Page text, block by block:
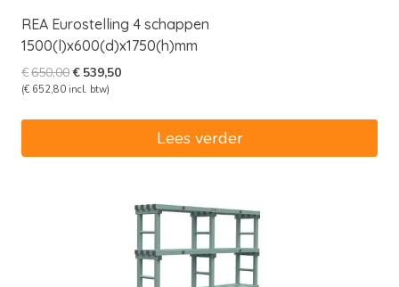
REA Eurostelling 4 schappen
1500(l)x600(d)x1750(h)mm
€650,00Oorspronkelijke
prijs
€ 539,50Huidige
(€ 652,80 incl. btw)
Lees verder